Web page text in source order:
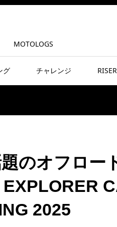
グ チャレンジ
題のオフロー
2025